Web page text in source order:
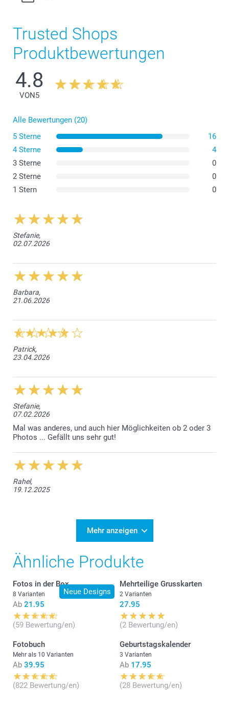
Trusted Shops
Produktbewertungen
4.8
VON 5
Alle Bewertungen (20)
5 Sterne
16
4 Sterne
4
3 Sterne
0
2 Sterne
0
1 Stern
0
Stefanie,
02.07.2026
Barbara,
21.06.2026
Patrick,
23.04.2026
Stefanie,
07.02.2026
Mal was anderes, und auch hier Möglichkeiten ob 2 oder 3
Photos ... Gefällt uns sehr gut!
Rahel,
19.12.2025
Mehr anzeigen
Ähnliche Produkte
Neue Designs
Fotos in der Box
8 Varianten
Ab 21.95
(59 Bewertung/en)
Mehrteilige Grusskarten
2 Varianten
27.95
(2 Bewertung/en)
Fotobuch
Mehr als 10 Varianten
Ab 39.95
(822 Bewertung/en)
Geburtstagskalender
3 Varianten
Ab 17.95
(28 Bewertung/en)